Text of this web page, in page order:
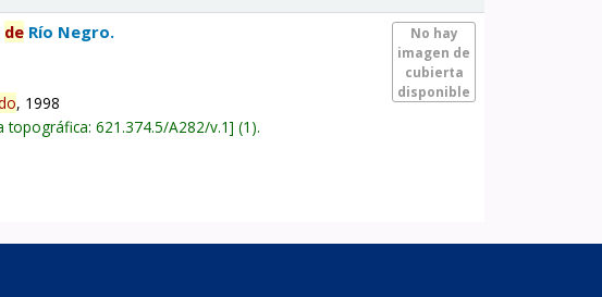
No hay
imagen de
cubierta
disponible
de Río Negro.
, 1998
topográfica:621.374.5/A282/v.1 (1).